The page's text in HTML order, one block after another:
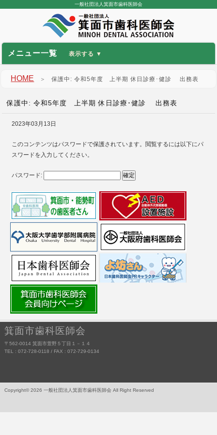
一般社団法人箕面市歯科医師会
メニュー一覧
HOME ＞保護中: 令和5年度 上半期 休日診療･健診 出務表
保護中: 令和5年度 上半期 休日診療･健診 出務表
2023年03月13日
このコンテンツはパスワードで保護されています。閲覧するには以下にパ
スワードを入力してください。
パスワード:
箕面市歯科医師会
〒562-0014 箕面市萱野５丁目１－１４
TEL : 072-728-0118 / FAX : 072-729-0134
Copyright© 2026 一般社団法人箕面市歯科医師会 All Right Reserved